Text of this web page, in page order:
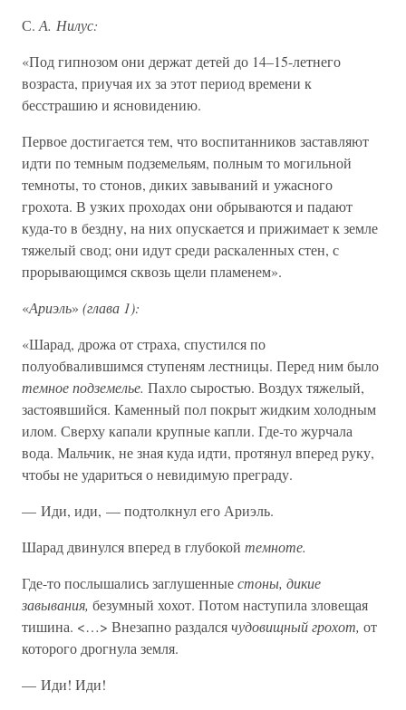
С. А. Нилус:
«Под гипнозом они держат детей до 14–15-летнего
возраста, приучая их за этот период времени к
бесстрашию и ясновидению.
Первое достигается тем, что воспитанников заставляют
идти по темным подземельям, полным то могильной
темноты, то стонов, диких завываний и ужасного
грохота. В узких проходах они обрываются и падают
куда-то в бездну, на них опускается и прижимает к земле
тяжелый свод; они идут среди раскаленных стен, с
прорывающимся сквозь щели пламенем».
«Ариэль» (глава 1):
«Шарад, дрожа от страха, спустился по
полуобвалившимся ступеням лестницы. Перед ним было
темное подземелье. Пахло сыростью. Воздух тяжелый,
застоявшийся. Каменный пол покрыт жидким холодным
илом. Сверху капали крупные капли. Где-то журчала
вода. Мальчик, не зная куда идти, протянул вперед руку,
чтобы не удариться о невидимую преграду.
— Иди, иди, — подтолкнул его Ариэль.
Шарад двинулся вперед в глубокой темноте.
Где-то послышались заглушенныестоны, дикие
завывания, безумный хохот. Потом наступила зловещая
тишина. <…> Внезапно раздалсячудовищный грохот, от
которого дрогнула земля.
— Иди! Иди!